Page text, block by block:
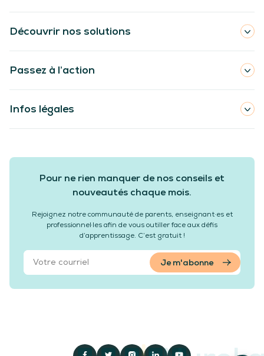
Découvrir nos solutions
Passez à l’action
Infos légales
Pour ne rien manquer de nos conseils et
nouveautés chaque mois.
Rejoignez notre communauté de parents, enseignant·es et
professionnel·les afin de vous outiller face aux défis
d’apprentissage. C’est gratuit !
Je m'abonne